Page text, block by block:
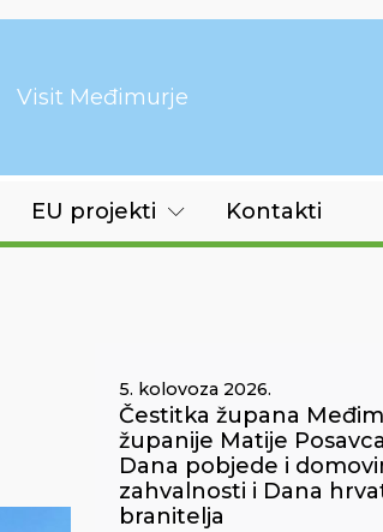
Visit Međimurje
EU projekti Kontakti
5. kolovoza 2026.
Čestitka župana
županije Matije
Dana pobjede i
zahvalnosti i Dana
branitelja